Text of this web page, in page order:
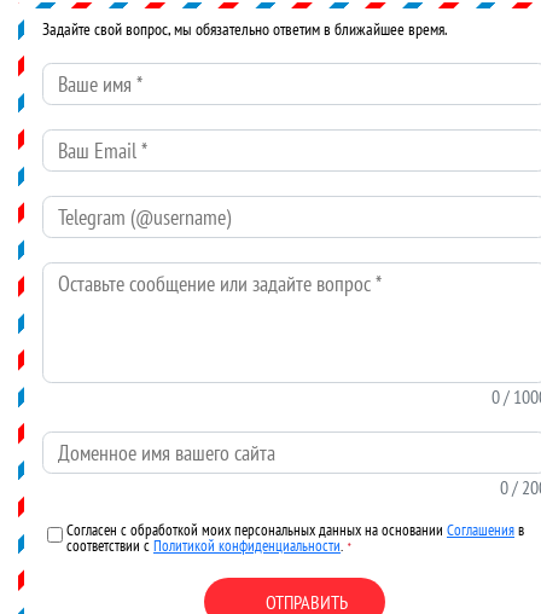
Задайте свой вопрос, мы обязательно ответим в ближайшее время.
Ваше имя *
Ваш Email*
Telegram (@username)
Оставьте сообщение или задайте вопрос *
0/
Доменное имя вашего сайта
0/
Согласен с обработкой моих персональных данных на основании Соглашенияв
соответствии сПолитикой конфиденциальности *
ОТПРАВИТЬ